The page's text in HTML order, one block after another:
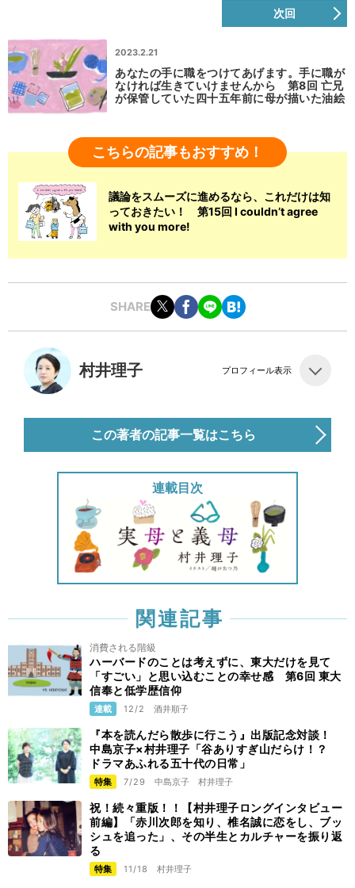
次回
2023.2.21
あなたの手に職をつけてあげます。手に職が
なければ生きていけませんから 第8回 亡兄
が保管していた四十五年前に母が描いた油絵
こちらの記事もおすすめ！
議論をスムーズに進めるなら、これだけは知
っておきたい！ 第15回 I couldn’t agree
with you more!
SHARE
村井理子 プロフィール表示
この著者の記事一覧はこちら
連載目次
関連記事
消費される階級
ハーバードのことは考えずに、東大だけを見て
「すごい」と思い込むことの幸せ感 第6回 東大
信奉と低学歴信仰
連載 12/2 酒井順子
『本を読んだら散歩に行こう』出版記念対談！
中島京子×村井理子「谷ありすぎ山だらけ！？
ドラマあふれる五十代の日常」
特集 7/29 中島京子 村井理子
祝！続々重版！！【村井理子ロングインタビュー
前編】「赤川次郎を知り、椎名誠に恋をし、ブッ
シュを追った」、その半生とカルチャーを振り返
る
特集 11/18 村井理子